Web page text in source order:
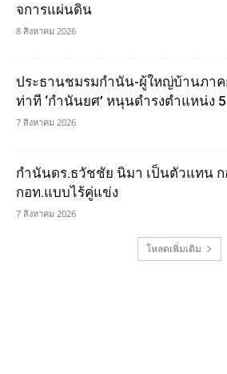
จการแผ่นดิน
8 สิงหาคม 2026
ประธานชมรมกำนัน-ผู้ใหญ่บ้านภาค
ท่าที ‘กำนันยศ’ หนุนดำรงตำแหน่ง
7 สิงหาคม 2026
กำนันดร.ธวัชชัย นิมา เป็นตัวแทน ก
กอท.แบบไร้คู่แข่ง
7 สิงหาคม 2026
โหลดเพิ่มเติม